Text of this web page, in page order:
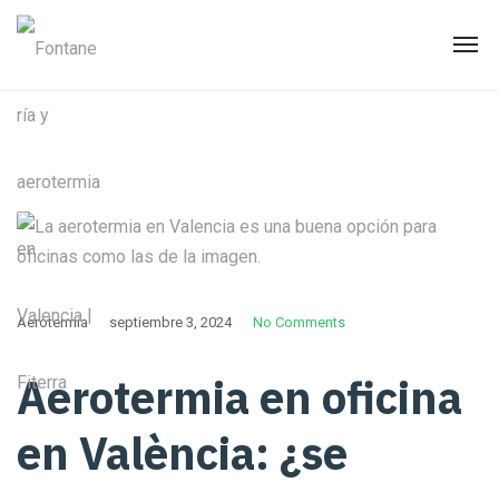
Aerotermia septiembre 3, 2024 No Comments
Aerotermia en oficina
en València: ¿se